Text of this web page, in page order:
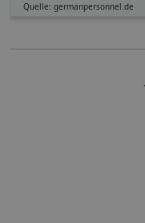
Quelle: germanpersonnel.de